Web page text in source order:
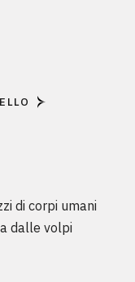
di corpi umani
dalle volpi